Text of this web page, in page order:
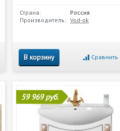
Страна:
Россия
Производитель: Vod-ok
В корзину Сравнить
59 969 руб.